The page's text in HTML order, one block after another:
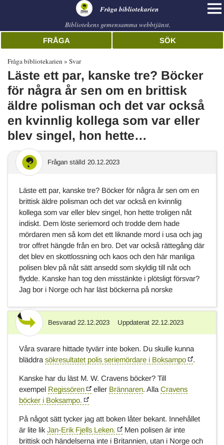
Fråga bibliotekarien
Bibliotekens gemensamma webbtjänst.
FRÅGA SÖK
Fråga bibliotekarien Svar
Läste ett par, kanske tre? Böcker
för några år sen om en brittisk
äldre polisman och det var också
en kvinnlig kollega som var eller
blev singel, hon hette…
Frågan ställd 20.12.2023
Läste ett par, kanske tre? Böcker för några år sen om en
brittisk äldre polisman och det var också en kvinnlig
kollega som var eller blev singel, hon hette troligen nåt
indiskt. Dem löste seriemord och trodde dem hade
mördaren men så kom det ett liknande mord i usa och jag
tror offret hängde från en bro. Det var också rättegång där
det blev en skottlossning och kaos och den här manliga
polisen blev på nåt sätt ansedd som skyldig till nåt och
flydde. Kanske han tog den misstänkte i plötsligt försvar?
Jag bor i Norge och har läst böckerna på norske
Svar Besvarad 22.12.2023 Uppdaterat 22.12.2023
Våra svarare hittade tyvärr inte boken. Du skulle kunna
bläddrasökresultatet polis seriemördare i Boksampo .
Kanske har du läst M. W. Cravens böcker? Till
exempel Regissören eller Brännaren. AllaCravens
böcker i Boksampo.
På något sätt tycker jag att boken låter bekant. Innehållet
är lite likJan-Erik Fjells Leken.
Men polisen är inte
brittisk och händelserna inte i Britannien, utan i Norge och